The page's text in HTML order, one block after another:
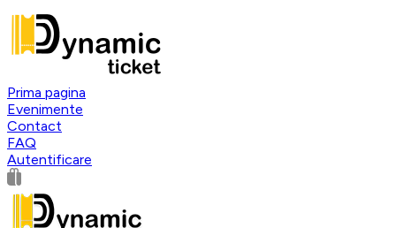
Prima pagina
Evenimente
Contact
FAQ
Autentificare